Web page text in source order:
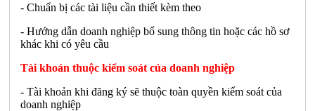
- Chuẩn bị các tài liệu cần thiết kèm theo
- Hướng dẫn doanh nghiệp bổ sung thông tin hoặc các hồ sơ
khác khi có yêu cầu
Tài khoản thuộc kiểm soát của doanh nghiệp
- Tài khoản khi đăng ký sẽ thuộc toàn quyền kiểm soát của
doanh nghiệp